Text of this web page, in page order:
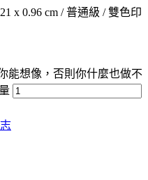
x 0.96 cm / 普通級 / 雙色印
能想像，否則你什麼也做不